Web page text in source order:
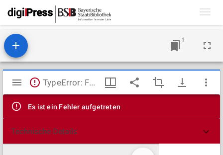
1
Mirador
Viewer
TypeError: Failed to fetch
Es ist ein Fehler aufgetreten
Technische Details